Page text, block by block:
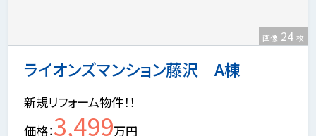
ライオンズマンション藤沢 A棟
画像 24 枚
新規リフォーム物件！！
価格 3,499万円